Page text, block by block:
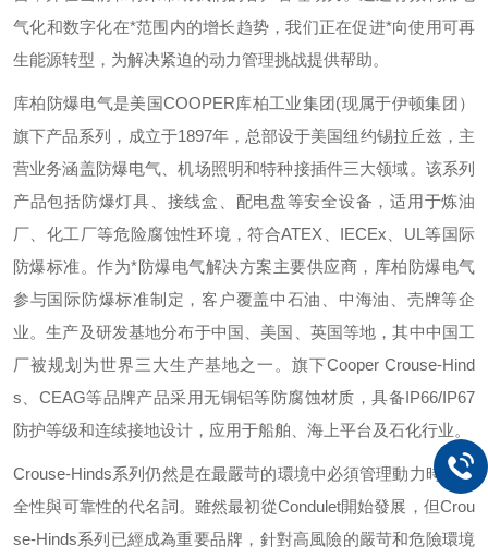
气化和数字化在*范围内的增长趋势，我们正在促进*向使用可再
生能源转型，为解决紧迫的动力管理挑战提供帮助。
库柏防爆电气是美国COOPER库柏工业集团(现属于伊顿集团）
旗下产品系列，成立于1897年，总部设于美国纽约锡拉丘兹，主
营业务涵盖防爆电气、机场照明和特种接插件三大领域。该系列
产品包括防爆灯具、接线盒、配电盘等安全设备，适用于炼油
厂、化工厂等危险腐蚀性环境，符合ATEX IECEx UL 等国际
防爆标准。作为*防爆电气解决方案主要供应商，库柏防爆电气
参与国际防爆标准制定，客户覆盖中石油、中海油、壳牌等企
业。生产及研发基地分布于中国、美国、英国等地，其中中国工
厂被规划为世界三大生产基地之一。旗下Cooper Crouse-Hind
s
CEAG等品牌产品采用无铜铝等防腐蚀材质，具备IP66/IP67
防护等级和连续接地设计，应用于船舶、海上平台及石化行业。
Crouse-Hinds系列仍然是在最嚴苛的環境中必須管理動力時，安
全性與可靠性的代名詞。雖然最初從Condulet開始發展，但Crou
se-Hinds系列已經成為重要品牌，針對高風險的嚴苛和危險環境